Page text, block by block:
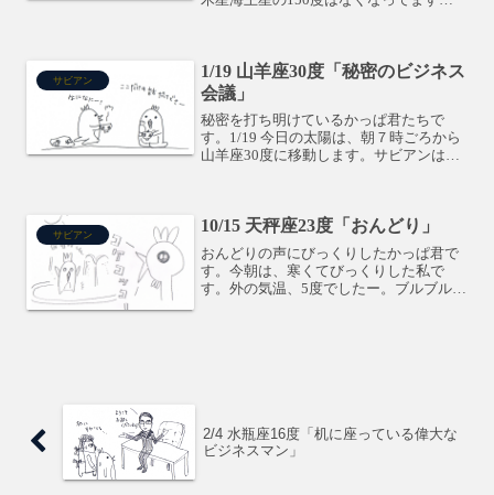
す。電話線の工事をして...
サビアン
1/19 山羊座30度「秘密のビジネス
会議」
秘密を打ち明けているかっぱ君たちで
す。1/19 今日の太陽は、朝７時ごろから
山羊座30度に移動します。サビアンは
その社会の流れを作...
サビアン 10/15 天秤座23度「おんどり」
おんどりの声にびっくりしたかっぱ君で
す。今朝は、寒くてびっくりした私で
す。外の気温、5度でしたー。ブルブル英
2/4 水瓶座16度「机に座っている偉大な
ビジネスマン」